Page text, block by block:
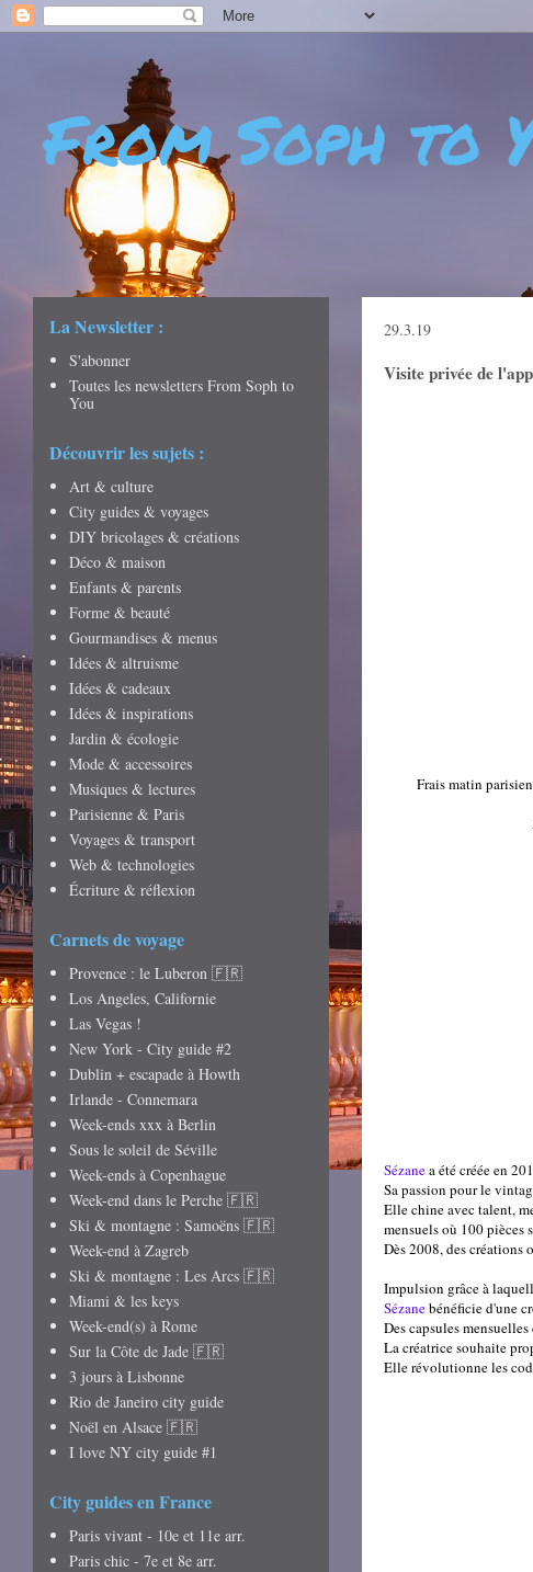
From Soph to
- DÉCOUVERTES - CULTURE - CITY GUIDES -
29.3.19
Visite privée de
Frais matin
Sézanea été créée en
Sa passion pour le
Elle chine avec talent,
mensuels où 100 pièces
Dès 2008, des créations
Impulsion grâce à
Sézanebénéficie d'une
Des capsules
La créatricesouhaite
Elle révolutionne les
La Newsletter :
S'abonner
Toutes les newsletters From Soph to
You
Découvrir les sujets :
Art & culture
City guides & voyages
DIY bricolages & créations
Déco & maison
Enfants & parents
Forme & beauté
Gourmandises & menus
Idées & altruisme
Idées & cadeaux
Idées & inspirations
Jardin & écologie
Mode & accessoires
Musiques & lectures
Parisienne & Paris
Voyages & transport
Web & technologies
Écriture & réflexion
Carnets de voyage
Provence : le Luberon 🇫🇷
Los Angeles, Californie
Las Vegas !
New York - City guide #2
Dublin + escapade à Howth
Irlande - Connemara
Week-ends xxx à Berlin
Sous le soleil de Séville
Week-ends à Copenhague
Week-end dans le Perche 🇫🇷
Ski & montagne : Samoëns 🇫🇷
Week-end à Zagreb
Ski & montagne : Les Arcs 🇫🇷
Miami & les keys
Week-end(s) à Rome
Sur la Côte de Jade 🇫🇷
3 jours à Lisbonne
Rio de Janeiro city guide
Noël en Alsace 🇫🇷
I love NY city guide #1
City guides en France
Paris vivant - 10e et 11e arr.
Paris chic - 7e et 8e arr.